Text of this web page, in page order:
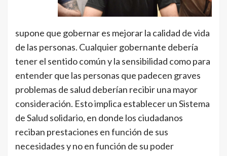
supone que gobernar es mejorar la calidad de vida
de las personas. Cualquier gobernante debería
tener el sentido común y la sensibilidad como para
entender que las personas que padecen graves
problemas de salud deberían recibir una mayor
consideración. Esto implica establecer un Sistema
de Salud solidario, en donde los ciudadanos
reciban prestaciones en función de sus
necesidades y no en función de su poder